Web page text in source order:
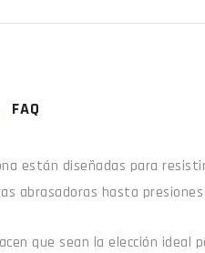
FAQ
están diseñadas para
abrasadoras hasta presiones
que sean la elección ideal